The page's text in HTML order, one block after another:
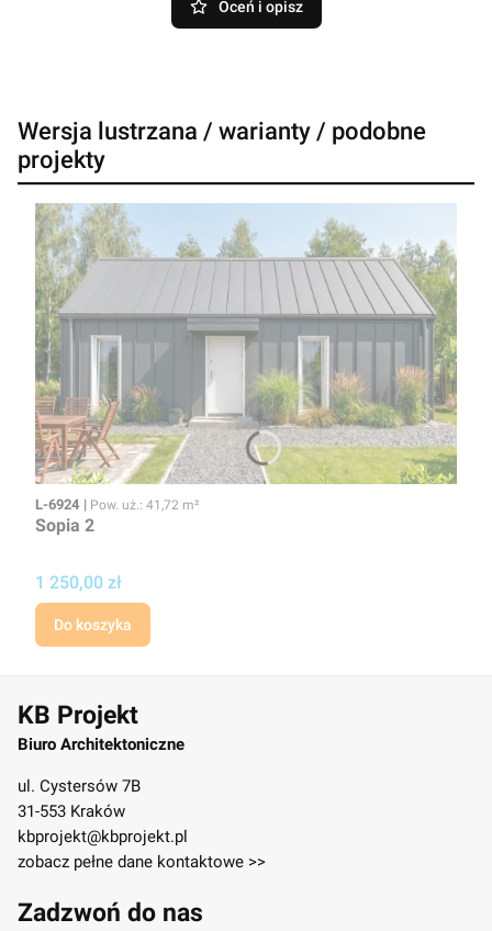
Oceń i opisz
Wersja lustrzana / warianty / podobne
projekty
Kod
L-6924 Powierzchnia użytkowa
Pow. uż.: 41,72 m²
Sopia 2
Cena projektu
1 250,00 zł
Do koszyka
KB Projekt
Biuro Architektoniczne
ul. Cystersów 7B
31-553 Kraków
kbprojekt@kbprojekt.pl
zobacz pełne dane kontaktowe >>
Zadzwoń do nas